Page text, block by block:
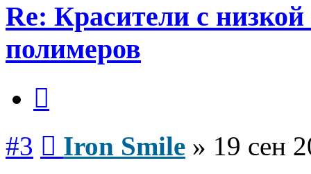
Re: Красители с
полимеров
#3 Iron Smile » 19 сен